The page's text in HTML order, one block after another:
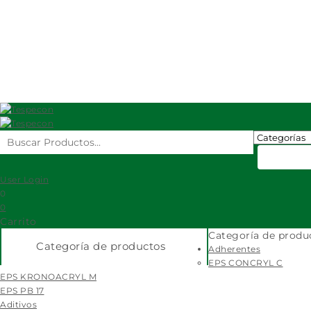
User Login
0
0
Carrito
Categoría de productos
Categoría de
Adherentes
EPS CONCRYL C
EPS KRONOACRYL M
EPS PB 17
Aditivos